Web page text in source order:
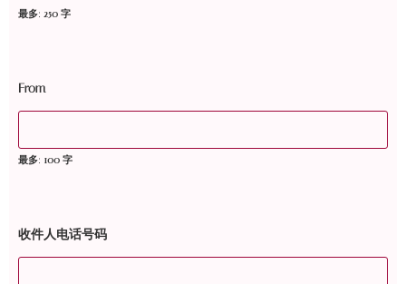
最多: 250 字
From
最多: 100 字
收件人电话号码